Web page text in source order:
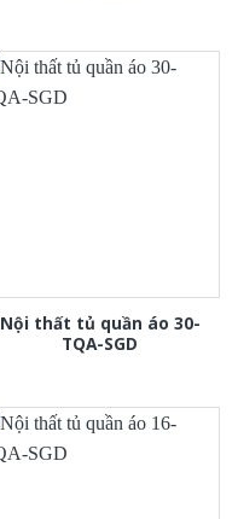
Nội thất tủ quần áo 30-
TQA-SGD